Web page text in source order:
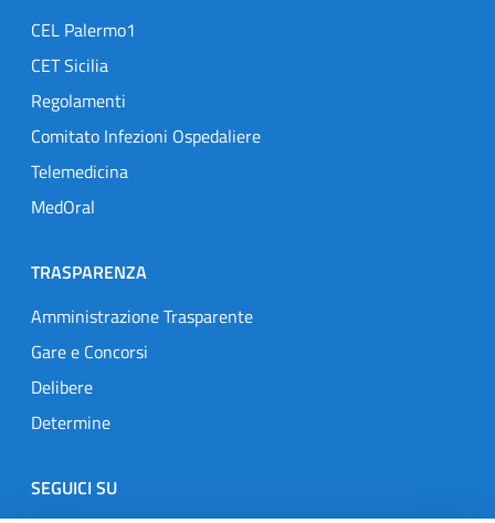
CEL Palermo1
CET Sicilia
Regolamenti
Comitato Infezioni Ospedaliere
Telemedicina
MedOral
TRASPARENZA
Amministrazione Trasparente
Gare e Concorsi
Delibere
Determine
SEGUICI SU